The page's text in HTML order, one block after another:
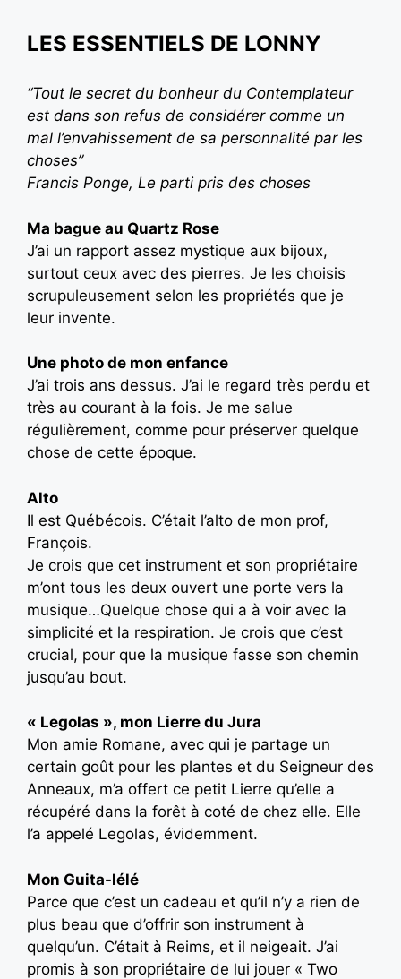
LES ESSENTIELS DE LONNY
“Tout le secret du bonheur du Contemplateur
est dans son refus de considérer comme un
mal l’envahissement de sa personnalité par les
choses”
Francis Ponge, Le parti pris des choses
Ma bague au Quartz Rose
J’ai un rapport assez mystique aux bijoux,
surtout ceux avec des pierres. Je les choisis
scrupuleusement selon les propriétés que je
leur invente.
Une photo de mon enfance
J’ai trois ans dessus. J’ai le regard très perdu et
très au courant à la fois. Je me salue
régulièrement, comme pour préserver quelque
chose de cette époque.
Alto
Il est Québécois. C’était l’alto de mon prof,
François.
Je crois que cet instrument et son propriétaire
m’ont tous les deux ouvert une porte vers la
musique…Quelque chose qui a à voir avec la
simplicité et la respiration. Je crois que c’est
crucial, pour que la musique fasse son chemin
jusqu’au bout.
« Legolas », mon Lierre du Jura
Mon amie Romane, avec qui je partage un
certain goût pour les plantes et du Seigneur des
Anneaux, m’a offert ce petit Lierre qu’elle a
récupéré dans la forêt à coté de chez elle. Elle
l’a appelé Legolas, évidemment.
Mon Guita-lélé
Parce que c’est un cadeau et qu’il n’y a rien de
plus beau que d’offrir son instrument à
quelqu’un. C’était à Reims, et il neigeait. J’ai
promis à son propriétaire de lui jouer « Two